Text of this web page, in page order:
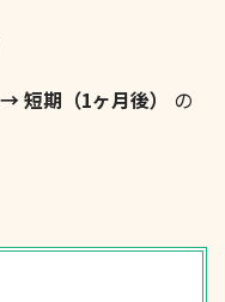
短期（1ヶ月後）
の